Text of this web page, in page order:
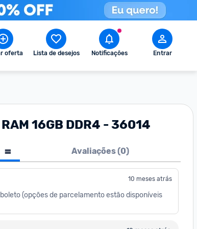
oferta Lista de desejos Notificações Entrar
16GB DDR4 - 36014
Avaliações (0)
10 meses atrás
(opções de parcelamento estão disponíveis